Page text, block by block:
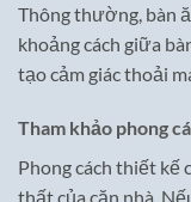
Thông thường, bàn
khoảng cách giữa
tạo cảm giác thoải
Tham khảo phong
Phong cách thiết kế
thất của căn nhà.